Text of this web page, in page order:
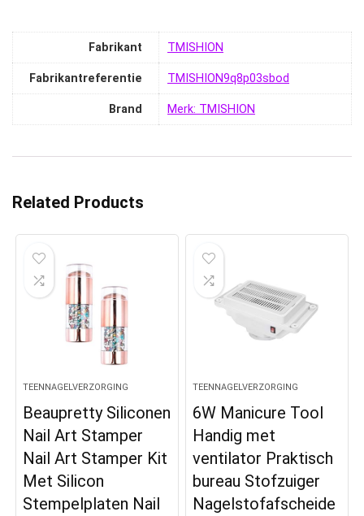
Fabrikant ‎TMISHION
Fabrikantreferentie ‎TMISHION9q8p03sbod
Brand Merk: TMISHION
Related Products
TEENNAGELVERZORGING
Beaupretty Siliconen
Nail Art Stamper
Nail Art Stamper Kit
Met Silicon
Stempelplaten Nail
TEENNAGELVERZORGING
6W Manicure Tool
Handig met
ventilator Praktisch
bureau Stofzuiger
Nagelstofafscheide